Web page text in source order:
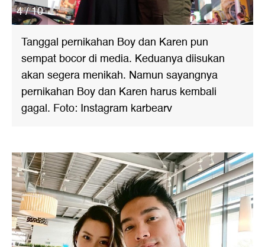
4 / 10
Tanggal pernikahan Boy dan Karen pun
sempat bocor di media. Keduanya diisukan
akan segera menikah. Namun sayangnya
pernikahan Boy dan Karen harus kembali
gagal. Foto: Instagram karbearv